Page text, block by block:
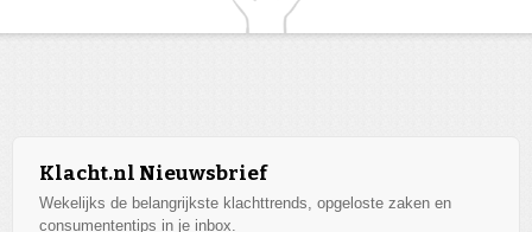
Klacht.nl Nieuwsbrief
Wekelijks de belangrijkste klachttrends, opgeloste zaken en
consumententips in je inbox.